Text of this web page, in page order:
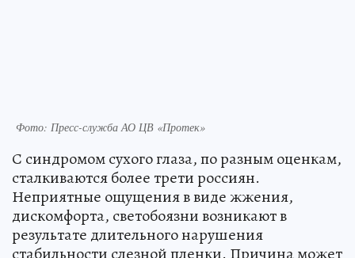
Фото: Пресс-служба АО ЦВ «Протек»
С синдромом сухого глаза, по разным оценкам,
сталкиваются более трети россиян.
Неприятные ощущения в виде жжения,
дискомфорта, светобоязни возникают в
результате длительного нарушения